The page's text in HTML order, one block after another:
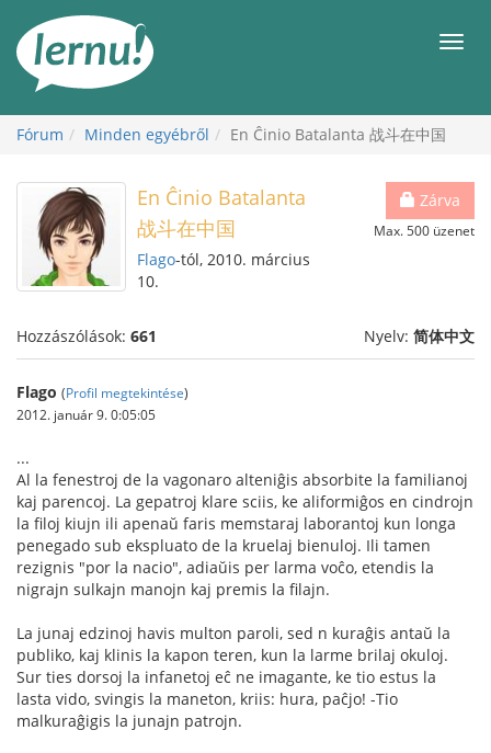
Fórum Minden egyébről En Ĉinio Batalanta 战斗在中国
Zárva
Max. 500 üzenet
En Ĉinio Batalanta
战斗在中国
Flago-tól, 2010. március
10.
Hozzászólások: 661 Nyelv: 简体中文
Flago (Profil megtekintése)
2012. január 9. 0:05:05
...
Al la fenestroj de la vagonaro alteniĝis absorbite la familianoj
kaj parencoj. La gepatroj klare sciis, ke aliformiĝos en cindrojn
la filoj kiujn ili apenaŭ faris memstaraj laborantoj kun longa
penegado sub ekspluato de la kruelaj bienuloj. Ili tamen
rezignis "por la nacio", adiaŭis per larma voĉo, etendis la
nigrajn sulkajn manojn kaj premis la filajn.
La junaj edzinoj havis multon paroli, sed n kuraĝis antaŭ la
publiko, kaj klinis la kapon teren, kun la larme brilaj okuloj.
Sur ties dorsoj la infanetoj eĉ ne imagante, ke tio estus la
lasta vido, svingis la maneton, kriis: hura, paĉjo! -Tio
malkuraĝigis la junajn patrojn.